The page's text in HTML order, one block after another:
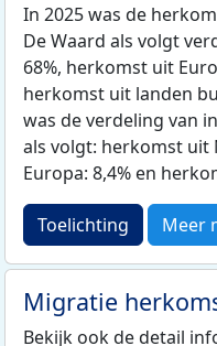
In 2025 was de
De Waard als volgt
68%, herkomst uit
herkomst uit landen
was de verdeling van
als volgt: herkomst uit
Europa: 8,4% en
Toelichting Meer
Migratie
Bekijk ook de detail